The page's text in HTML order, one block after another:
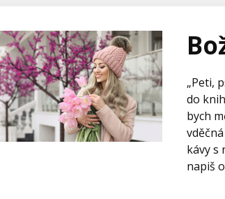
„Peti,
do
bych
kávy s
napiš